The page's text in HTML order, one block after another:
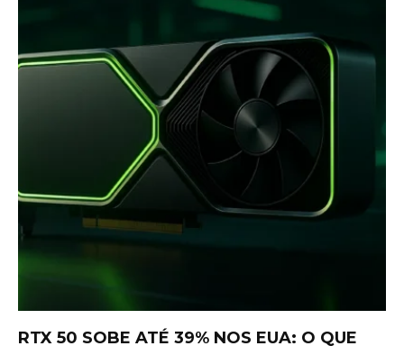
RTX 50 SOBE ATÉ 39% NOS EUA: O QUE